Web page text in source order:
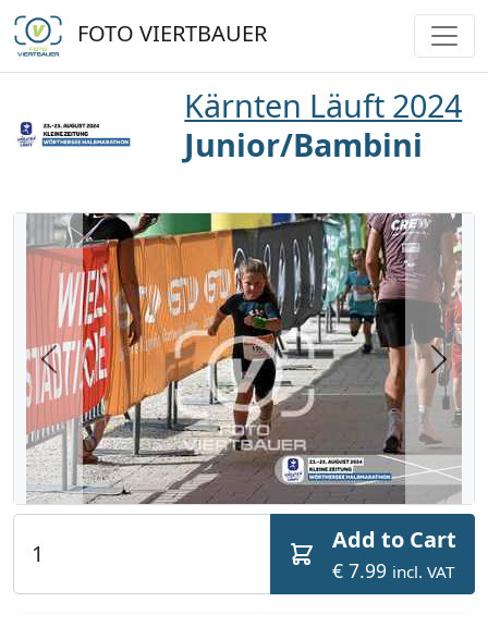
FOTO VIERTBAUER
Kärnten Läuft 2024
Junior/Bambini
Previous Next
Add to Cart
€ 7.99 incl. VAT